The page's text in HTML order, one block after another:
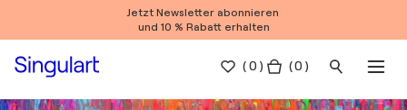
Jetzt Newsletter abonnieren
und 10 % Rabatt erhalten
(0 ) ( 0 )